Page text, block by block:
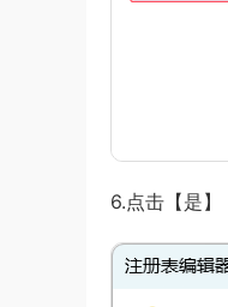
6.点击【是】